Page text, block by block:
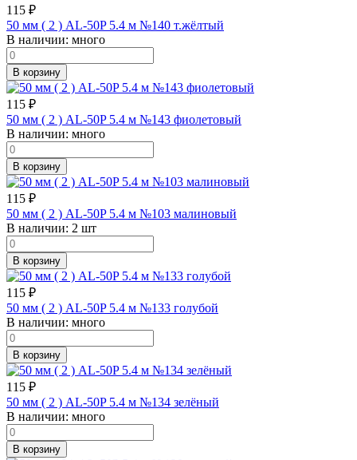
115 ₽
50 мм ( 2 ) AL-50P 5.4 м №140 т.жёлтый
В наличии: много
В корзину
115 ₽
50 мм ( 2 ) AL-50P 5.4 м №143 фиолетовый
В наличии: много
В корзину
115 ₽
50 мм ( 2 ) AL-50P 5.4 м №103 малиновый
В наличии: 2 шт
В корзину
115 ₽
50 мм ( 2 ) AL-50P 5.4 м №133 голубой
В наличии: много
В корзину
115 ₽
50 мм ( 2 ) AL-50P 5.4 м №134 зелёный
В наличии: много
В корзину